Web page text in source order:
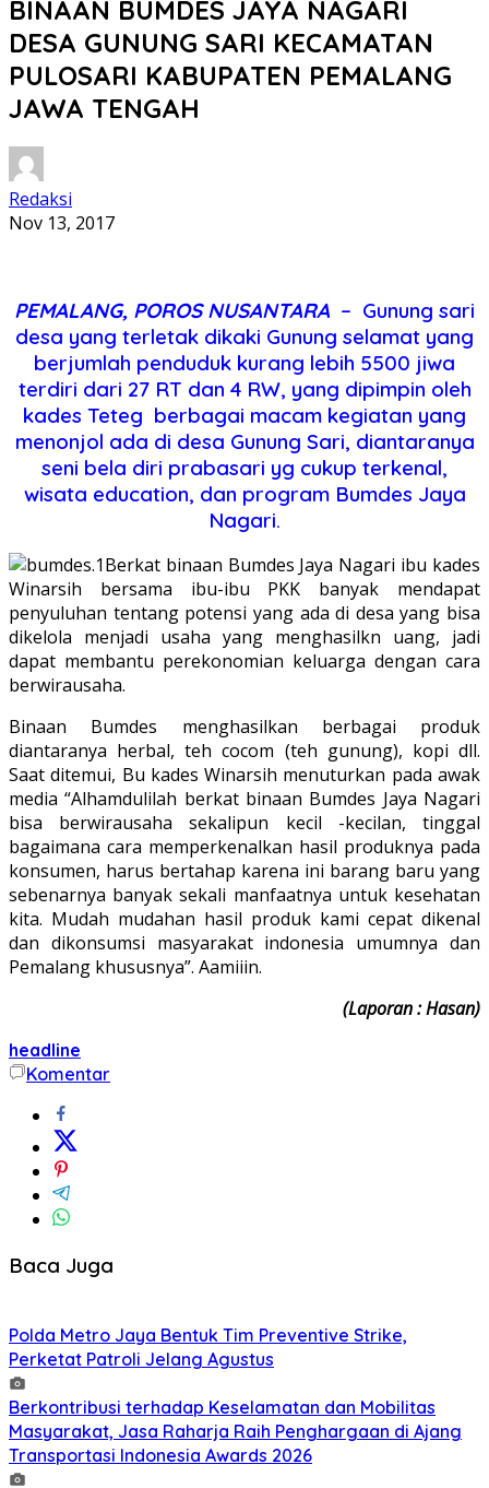
BINAAN BUMDES JAYA NAGARI
DESA GUNUNG SARI KECAMATAN
PULOSARI KABUPATEN PEMALANG
JAWA TENGAH
Redaksi
Nov 13, 2017
PEMALANG, POROS NUSANTARA – Gunung sari
desa yang terletak dikaki Gunung selamat yang
berjumlah penduduk kurang lebih 5500 jiwa
terdiri dari 27 RT dan 4 RW, yang dipimpin oleh
kades Teteg berbagai macam kegiatan yang
menonjol ada di desa Gunung Sari, diantaranya
seni bela diri prabasari yg cukup terkenal,
wisata education, dan program Bumdes Jaya
Nagari.
Berkat binaan Bumdes Jaya Nagari ibu kades
Winarsih bersama ibu-ibu PKK banyak mendapat
penyuluhan tentang potensi yang ada di desa yang bisa
dikelola menjadi usaha yang menghasilkn uang, jadi
dapat membantu perekonomian keluarga dengan cara
berwirausaha.
Binaan Bumdes menghasilkan berbagai produk
diantaranya herbal, teh cocom (teh gunung), kopi dll.
Saat ditemui, Bu kades Winarsih menuturkan pada awak
media “Alhamdulilah berkat binaan Bumdes Jaya Nagari
bisa berwirausaha sekalipun kecil -kecilan, tinggal
bagaimana cara memperkenalkan hasil produknya pada
konsumen, harus bertahap karena ini barang baru yang
sebenarnya banyak sekali manfaatnya untuk kesehatan
kita. Mudah mudahan hasil produk kami cepat dikenal
dan dikonsumsi masyarakat indonesia umumnya dan
Pemalang khususnya”. Aamiiin.
(Laporan : Hasan)
headline
Komentar
Baca Juga
Polda Metro Jaya Bentuk Tim Preventive Strike,
Perketat Patroli Jelang Agustus
Berkontribusi terhadap Keselamatan dan Mobilitas
Masyarakat, Jasa Raharja Raih Penghargaan di Ajang
Transportasi Indonesia Awards 2026